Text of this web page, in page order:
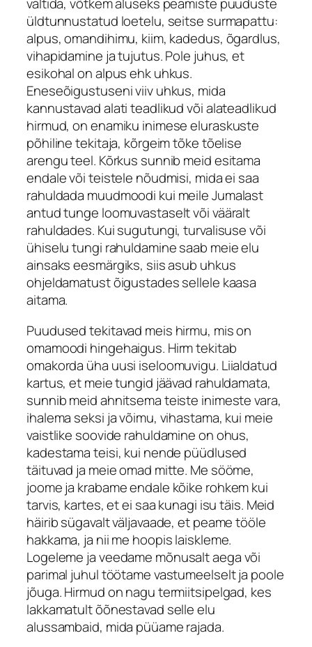
vältida, võtkem aluseks peamiste puuduste
üldtunnustatud loetelu, seitse surmapattu:
alpus, omandihimu, kiim, kadedus, õgardlus,
vihapidamine ja tujutus. Pole juhus, et
esikohal on alpus ehk uhkus.
Eneseõigustuseni viiv uhkus, mida
kannustavad alati teadlikud või alateadlikud
hirmud, on enamiku inimese eluraskuste
põhiline tekitaja, kõrgeim tõke tõelise
arengu teel. Kõrkus sunnib meid esitama
endale või teistele nõudmisi, mida ei saa
rahuldada muudmoodi kui meile Jumalast
antud tunge loomuvastaselt või vääralt
rahuldades. Kui sugutungi, turvalisuse või
ühiselu tungi rahuldamine saab meie elu
ainsaks eesmärgiks, siis asub uhkus
ohjeldamatust õigustades sellele kaasa
aitama.
Puudused tekitavad meis hirmu, mis on
omamoodi hingehaigus. Hirm tekitab
omakorda üha uusi iseloomuvigu. Liialdatud
kartus, et meie tungid jäävad rahuldamata,
sunnib meid ahnitsema teiste inimeste vara,
ihalema seksi ja võimu, vihastama, kui meie
vaistlike soovide rahuldamine on ohus,
kadestama teisi, kui nende püüdlused
täituvad ja meie omad mitte. Me sööme,
joome ja krabame endale kõike rohkem kui
tarvis, kartes, et ei saa kunagi isu täis. Meid
häirib sügavalt väljavaade, et peame tööle
hakkama, ja nii me hoopis laiskleme.
Logeleme ja veedame mõnusalt aega või
parimal juhul töötame vastumeelselt ja poole
jõuga. Hirmud on nagu termiitsipelgad, kes
lakkamatult õõnestavad selle elu
alussambaid, mida püüame rajada.